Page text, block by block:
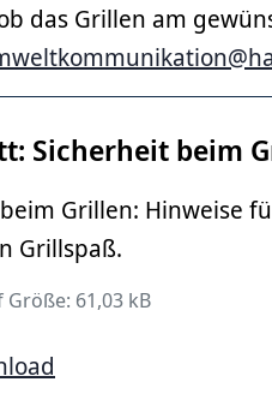
das Grillen am
Sicherheit beim
Grillen: Hinweise
Grillspaß.
61,03 kB